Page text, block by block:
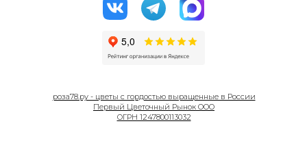
роза78.ру - цветы с гордостью выращенные в России
Первый Цветочный Рынок ООО
ОГРН 1247800113032